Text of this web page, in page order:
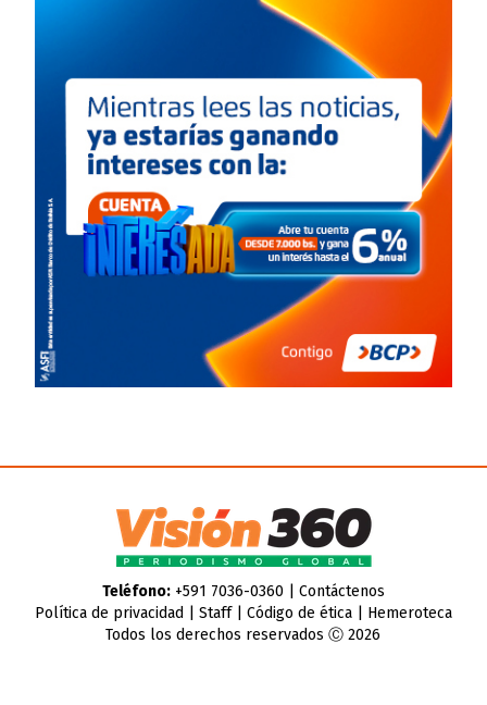
Teléfono:+591 7036-0360 | Contáctenos
Política de privacidad
Staff| Código de ética| Hemeroteca
Todos los derechos reservados Ⓒ 2026